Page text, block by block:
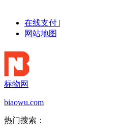
在线支付 |
网站地图
标物网
biaowu.com
热门搜索：